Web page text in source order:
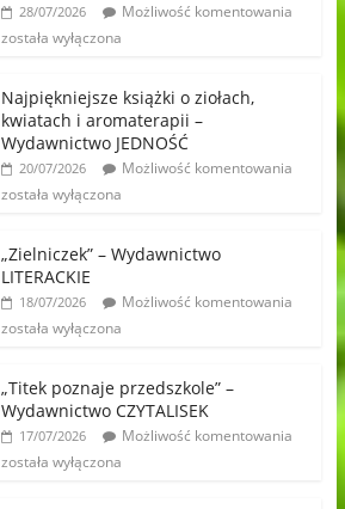
28/07/2026
Możliwość komentowania
została wyłączona
Najpiękniejsze książki o ziołach,
kwiatach i aromaterapii –
Wydawnictwo JEDNOŚĆ
20/07/2026
Możliwość komentowania
została wyłączona
„Zielniczek” – Wydawnictwo
LITERACKIE
18/07/2026
Możliwość komentowania
została wyłączona
„Titek poznaje przedszkole” –
Wydawnictwo CZYTALISEK
17/07/2026
Możliwość komentowania
została wyłączona